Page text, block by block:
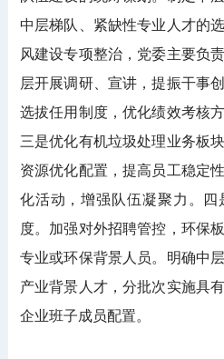
中层梯队、紧缺性专业人才的
风建设专项整治，党委主要负
层开展调研、宣讲，提振干事
选拔任用制度，优化绩效考核
三是优化有机垃圾处理业务板
资源优化配置，提高员工稳定
化活动，增强队伍凝聚力。
度。加强对外招聘管控，环保
专业或环保背景人员。明确中
产业背景人才，分批次实施具
企业班子成员配置。